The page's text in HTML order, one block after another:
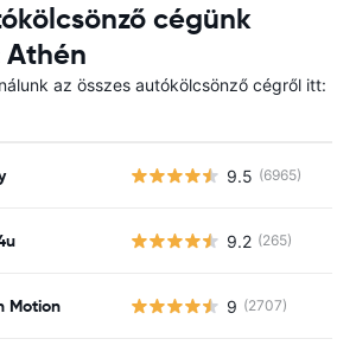
cégünk
az összes autókölcsönző cégről itt:
9.5 (6965)
9.2 (265)
Motion 9 (2707)